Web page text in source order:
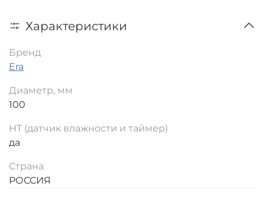
Характеристики
Бренд
Era
Диаметр, мм
100
HT (датчик влажности и таймер)
да
Страна
РОССИЯ